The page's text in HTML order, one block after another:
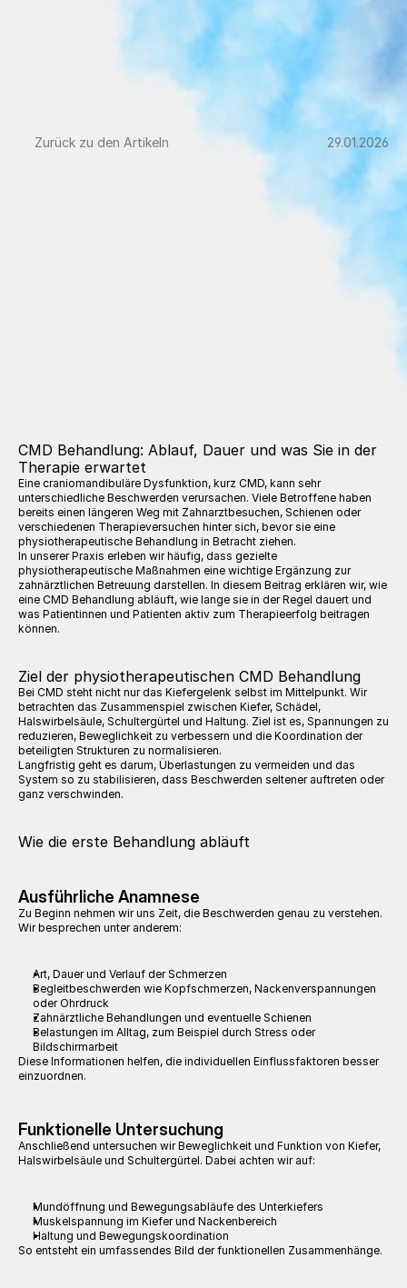
Zurück zu den Artikeln 29.01.2026
Ablauf,
der
CMD Behandlung: Ablauf, Dauer und was Sie in der
Therapie erwartet
Eine craniomandibuläre Dysfunktion, kurz CMD, kann sehr
unterschiedliche Beschwerden verursachen. Viele Betroffene haben
bereits einen längeren Weg mit Zahnarztbesuchen, Schienen oder
verschiedenen Therapieversuchen hinter sich, bevor sie eine
physiotherapeutische Behandlung in Betracht ziehen.
In unserer Praxis erleben wir häufig, dass gezielte
physiotherapeutische Maßnahmen eine wichtige Ergänzung zur
zahnärztlichen Betreuung darstellen. In diesem Beitrag erklären wir, wie
eine CMD Behandlung abläuft, wie lange sie in der Regel dauert und
was Patientinnen und Patienten aktiv zum Therapieerfolg beitragen
können.
Ziel der physiotherapeutischen CMD Behandlung
Bei CMD steht nicht nur das Kiefergelenk selbst im Mittelpunkt. Wir
betrachten das Zusammenspiel zwischen Kiefer, Schädel,
Halswirbelsäule, Schultergürtel und Haltung. Ziel ist es, Spannungen zu
reduzieren, Beweglichkeit zu verbessern und die Koordination der
beteiligten Strukturen zu normalisieren.
Langfristig geht es darum, Überlastungen zu vermeiden und das
System so zu stabilisieren, dass Beschwerden seltener auftreten oder
ganz verschwinden.
Wie die erste Behandlung abläuft
Ausführliche Anamnese
Zu Beginn nehmen wir uns Zeit, die Beschwerden genau zu verstehen.
Wir besprechen unter anderem:
Art, Dauer und Verlauf der Schmerzen
Begleitbeschwerden wie Kopfschmerzen, Nackenverspannungen
oder Ohrdruck
Zahnärztliche Behandlungen und eventuelle Schienen
Belastungen im Alltag, zum Beispiel durch Stress oder
Bildschirmarbeit
Diese Informationen helfen, die individuellen Einflussfaktoren besser
einzuordnen.
Funktionelle Untersuchung
Anschließend untersuchen wir Beweglichkeit und Funktion von Kiefer,
Halswirbelsäule und Schultergürtel. Dabei achten wir auf:
Mundöffnung und Bewegungsabläufe des Unterkiefers
Muskelspannung im Kiefer und Nackenbereich
Haltung und Bewegungskoordination
So entsteht ein umfassendes Bild der funktionellen Zusammenhänge.